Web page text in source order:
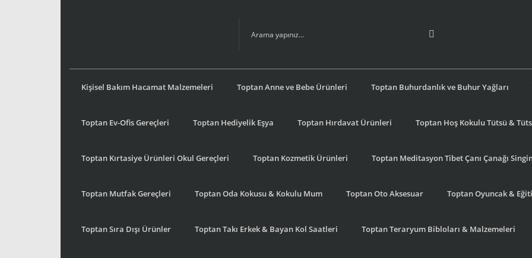
Kişisel Bakım Hacamat Malzemeleri Toptan Anne ve Bebe Ürünleri Toptan Buhurdanlık ve Buhur Yağları
Toptan Ev-Ofis Gereçleri Toptan Hediyelik Eşya Toptan Hırdavat Ürünleri Toptan Hoş Kokulu Tütsü &
Toptan Kırtasiye Ürünleri Okul Gereçleri Toptan Kozmetik Ürünleri Toptan Meditasyon Tibet Çanı Çanağı
Toptan Mutfak Gereçleri Toptan Oda Kokusu & Kokulu Mum Toptan Oto Aksesuar Toptan Oyuncak &
Toptan Sıra Dışı Ürünler Toptan Takı Erkek & Bayan Kol Saatleri Toptan Teraryum Bibloları & Malzemeleri